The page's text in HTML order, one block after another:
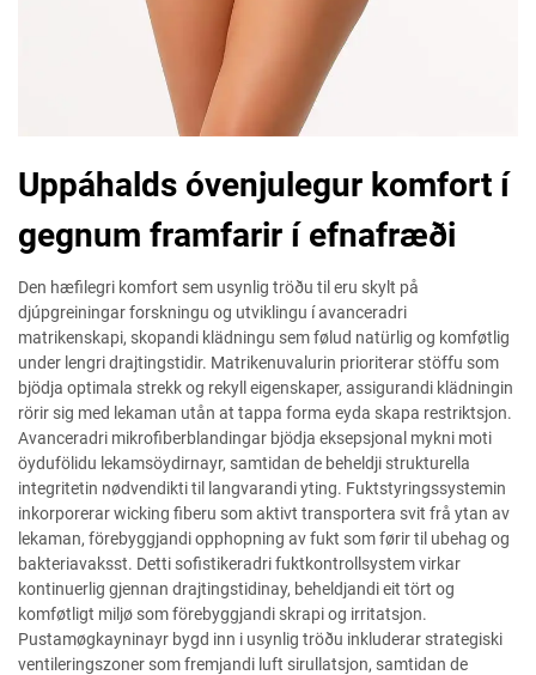
Uppáhalds óvenjulegur komfort í
gegnum framfarir í efnafræði
Den hæfilegri komfort sem usynlig tröðu til eru skylt på
djúpgreiningar forskningu og utviklingu í avanceradri
matrikenskapi, skopandi klädningu sem følud natürlig og komføtlig
under lengri drajtingstidir. Matrikenuvalurin prioriterar stöffu som
bjödja optimala strekk og rekyll eigenskaper, assigurandi klädningin
rörir sig med lekaman utån at tappa forma eyda skapa restriktsjon.
Avanceradri mikrofiberblandingar bjödja eksepsjonal mykni moti
öydufölidu lekamsöydirnayr, samtidan de beheldji strukturella
integritetin nødvendikti til langvarandi yting. Fuktstyringssystemin
inkorporerar wicking fiberu som aktivt transportera svit frå ytan av
lekaman, förebyggjandi opphopning av fukt som førir til ubehag og
bakteriavaksst. Detti sofistikeradri fuktkontrollsystem virkar
kontinuerlig gjennan drajtingstidinay, beheldjandi eit tört og
komføtligt miljø som förebyggjandi skrapi og irritatsjon.
Pustamøgkayninayr bygd inn i usynlig tröðu inkluderar strategiski
ventileringszoner som fremjandi luft sirullatsjon, samtidan de